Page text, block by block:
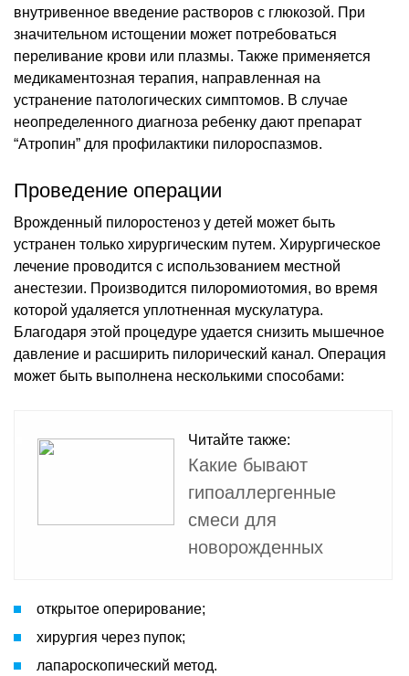
внутривенное введение растворов с глюкозой. При
значительном истощении может потребоваться
переливание крови или плазмы. Также применяется
медикаментозная терапия, направленная на
устранение патологических симптомов. В случае
неопределенного диагноза ребенку дают препарат
“Атропин” для профилактики пилороспазмов.
Проведение операции
Врожденный пилоростеноз у детей может быть
устранен только хирургическим путем. Хирургическое
лечение проводится с использованием местной
анестезии. Производится пилоромиотомия, во время
которой удаляется уплотненная мускулатура.
Благодаря этой процедуре удается снизить мышечное
давление и расширить пилорический канал. Операция
может быть выполнена несколькими способами:
Читайте также:
Какие бывают
гипоаллергенные
смеси для
новорожденных
открытое оперирование;
хирургия через пупок;
лапароскопический метод.